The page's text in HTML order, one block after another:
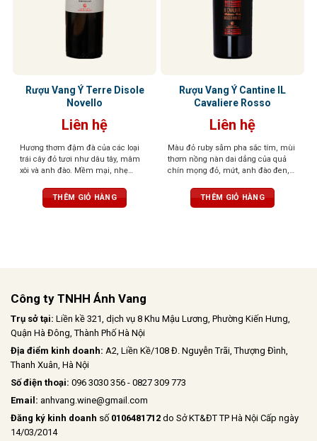
Rượu Vang Ý Terre Disole
Novello
Liên hệ
Hương thơm đậm đà của các loại
trái cây đỏ tươi như dâu tây, mâm
xôi và anh đào. Mềm mại, nhẹ
chua nhẹ. Hương vị trái cây tươi
mát đặc trưng giúp loại rượu này trở
THÊM GIỎ HÀNG
Rượu Vang Ý Cantine IL
Cavaliere Rosso
Liên hệ
Màu đỏ ruby sẫm pha sắc tím, mùi
thơm nồng nàn dai dẳng của quả
chín mọng đỏ, mứt, anh đào đen,
cacao. Hương vị ngọt ngào, ấm áp
mà mềm mại. kết thúc được bao
THÊM GIỎ HÀNG
Công ty TNHH Ánh Vang
Trụ sở tại: Liền kề 321, dịch vụ 8 Khu Mậu Lương, Phường Kiến Hưng,
Quận Hà Đông, Thành Phố Hà Nội
Địa điểm kinh doanh: A2, Liền Kề/108 Đ. Nguyễn Trãi, Thượng Đình,
Thanh Xuân, Hà Nội
Số điện thoại: 096 3030 356 - 0827 309 773
Email: anhvang.wine@gmail.com
Đăng ký kinh doanh số 0106481712 do Sở KT&ĐT TP Hà Nội Cấp ngày
14/03/2014